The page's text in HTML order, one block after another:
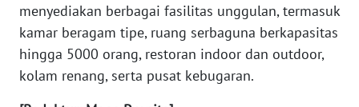
menyediakan berbagai fasilitas unggulan, termasuk
kamar beragam tipe, ruang serbaguna berkapasitas
hingga 5000 orang, restoran indoor dan outdoor,
kolam renang, serta pusat kebugaran.
BABEL
WN
SUMBAR